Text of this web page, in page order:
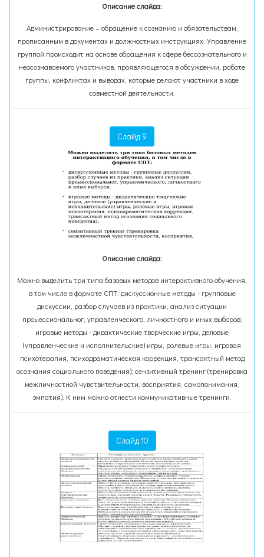
Описание слайда:
Администрирование – обращение к сознанию и обязательствам,
прописанным в документах и должностных инструкциях. Управление
группой происходит на основе обращения к сфере бессознательного и
неосознаваемого участников, проявляющегося в обсуждении, работе
группы, конфликтах и выводах, которые делают участники в ходе
совместной деятельности.
Слайд 9
Описание слайда:
Можно выделить три типа базовых методов интерактивного обучения,
в том числе в формате СПТ: дискуссионные методы - групповые
дискуссии, разбор случаев из практики, анализ ситуации
проыессиональног, управленческого, личностного и иных выборов;
игровые методы - дидактические творческие игры, деловые
(управленческие и исполнительские) игры, ролевые игры, игровая
психотерапия, психодраматическая коррекция, трансактный метод
осознания социального поведения); сензитивный тренинг (тренировка
межличностной чувствительности, восприятия, самопонимания,
эмпатия). К ним можно отнести коммуникативные тренинги.
Слайд 10